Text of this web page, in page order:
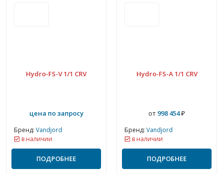
Hydro-FS-V 1/1 CRV
цена по запросу
Бренд: Vandjord
в наличии
ПОДРОБНЕЕ
Hydro-FS-A 1/1 CRV
от 998 454₽
Бренд: Vandjord
в наличии
ПОДРОБНЕЕ